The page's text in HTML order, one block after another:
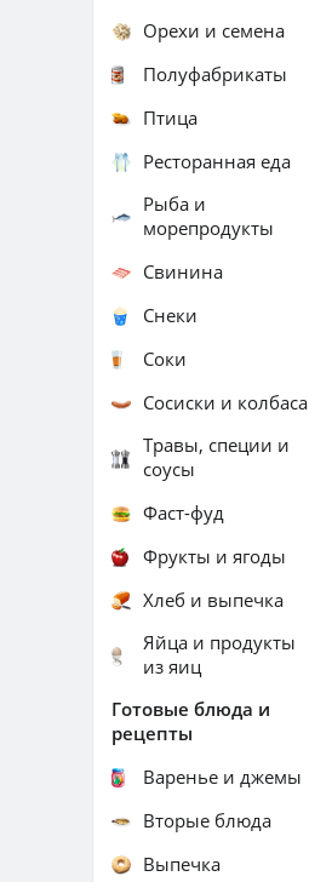
Орехи и семена
Полуфабрикаты
Птица
Ресторанная еда
Рыба и
морепродукты
Свинина
Снеки
Соки
Сосиски и колбаса
Травы, специи и
соусы
Фаст-фуд
Фрукты и ягоды
Хлеб и выпечка
Яйца и продукты
из яиц
Готовые блюда и
рецепты
Варенье и джемы
Вторые блюда
Выпечка